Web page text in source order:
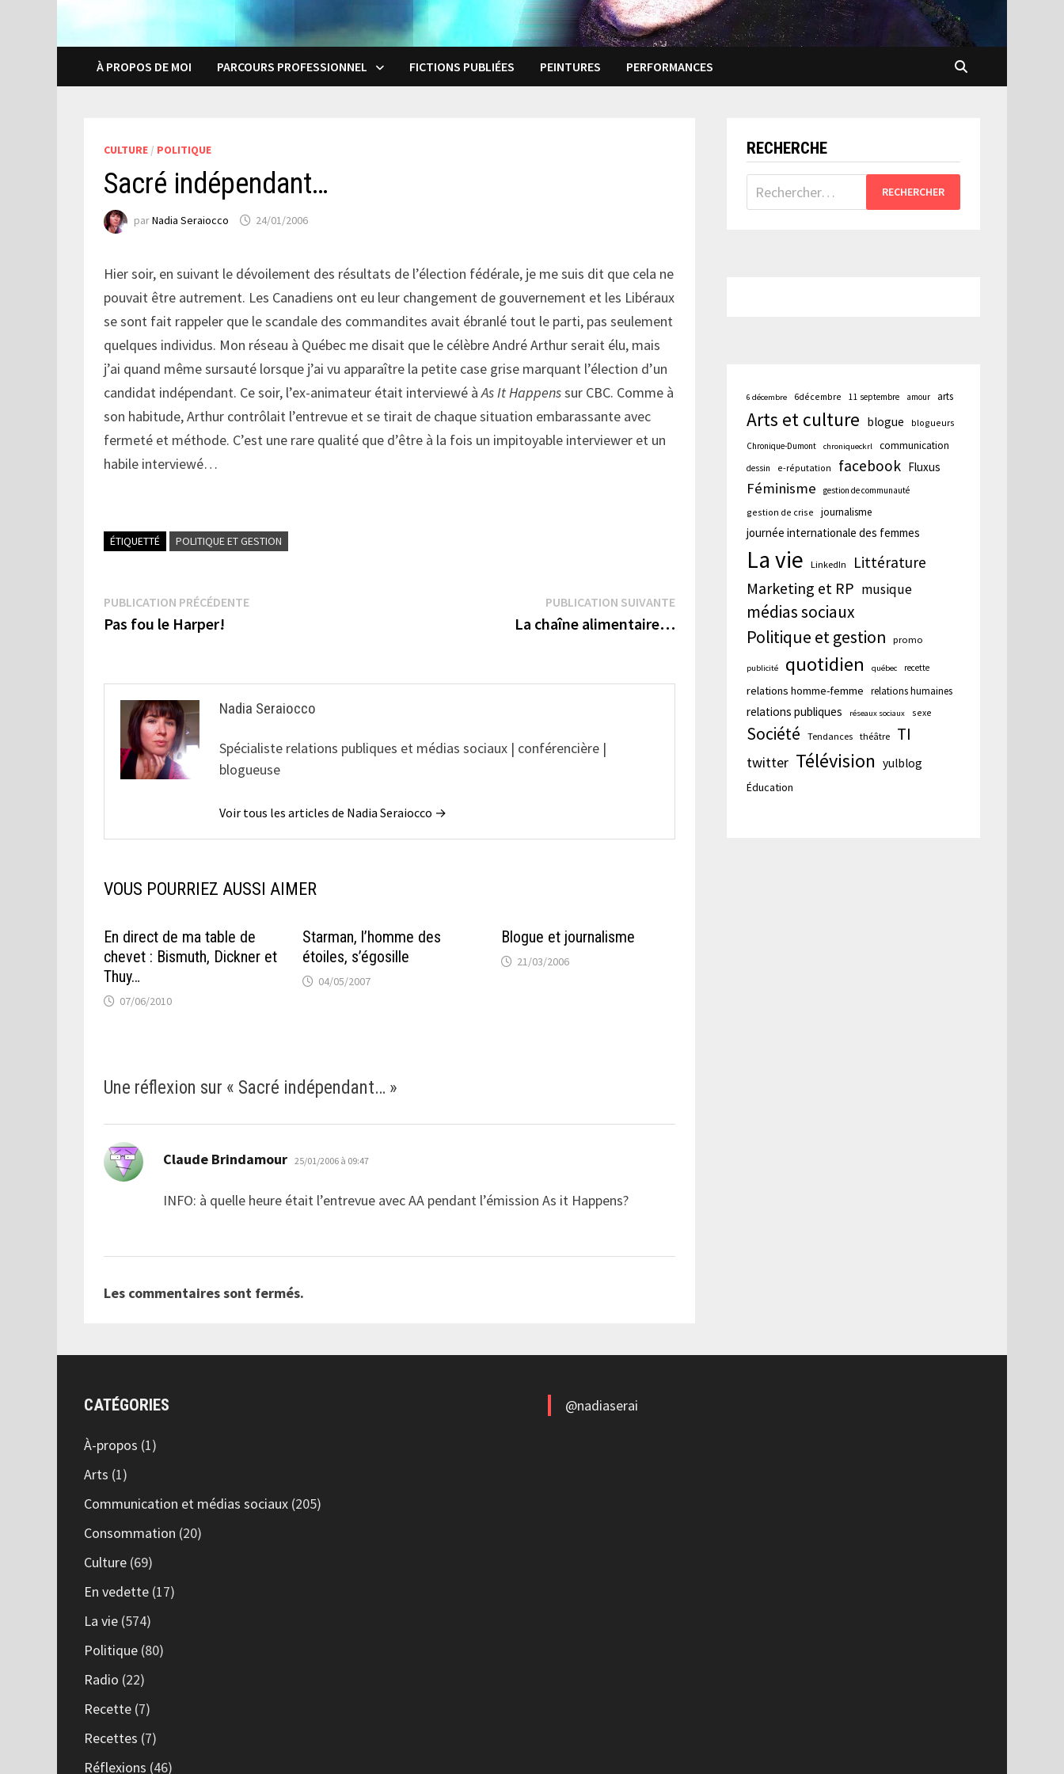
À PROPOS DE MOI PARCOURS PROFESSIONNEL FICTIONS PUBLIÉES PEINTURES PERFORMANCES
CULTURE / POLITIQUE
Sacré indépendant…
parNadia Seraiocco 24/01/2006
Hier soir, en suivant le dévoilement des résultats de l’élection fédérale, je me suis dit que cela ne
pouvait être autrement. Les Canadiens ont eu leur changement de gouvernement et les Libéraux
se sont fait rappeler que le scandale des commandites avait ébranlé tout le parti, pas seulement
quelques individus. Mon réseau à Québec me disait que le célèbre André Arthur serait élu, mais
j’ai quand même sursauté lorsque j’ai vu apparaître la petite case grise marquant l’élection d’un
candidat indépendant. Ce soir, l’ex-animateur était interviewé àAs It Happenssur CBC. Comme à
son habitude, Arthur contrôlait l’entrevue et se tirait de chaque situation embarassante avec
fermeté et méthode. C’est une rare qualité que d’être à la fois un impitoyable interviewer et un
habile interviewé…
ÉTIQUETTÉ POLITIQUE ET GESTION
Navigation
de
PUBLICATION PRÉCÉDENTEPublication
Pas fou le Harper!
PUBLICATION SUIVANTEPublication
La chaîne alimentaire…
Nadia Seraiocco
Spécialiste relations publiques et médias sociaux | conférencière |
blogueuse
Voir tous les articles de Nadia Seraiocco →
VOUS POURRIEZ AUSSI AIMER
En direct de ma table de
chevet : Bismuth, Dickner et
Thuy…
07/06/2010
Starman, l’homme des
étoiles, s’égosille
04/05/2007
Blogue et journalisme
21/03/2006
Une réflexion sur « Sacré indépendant… »
Claude Brindamour dit :
25/01/2006 à 09:47
INFO: à quelle heure était l’entrevue avec AA pendant l’émission As it Happens?
Les commentaires sont fermés.
RECHERCHE
Rechercher :
6 décembre 6décembre 11 septembre amour arts
Arts et culture blogue blogueurs
Chronique-Dumont chroniqueckrl communication
dessin e-réputation facebook Fluxus
Féminisme gestion de communauté
gestion de crise journalisme
journée internationale des femmes
La vie LinkedIn Littérature
Marketing et RP musique
médias sociaux
Politique et gestion
promo
publicité quotidien québec recette
relations homme-femme relations humaines
relations publiques réseaux sociaux sexe
Société Tendances théâtre TI
twitter Télévision yulblog
Éducation
CATÉGORIES
À-propos (1)
Arts (1)
Communication et médias sociaux (205)
Consommation (20)
Culture (69)
En vedette (17)
La vie (574)
Politique (80)
Radio (22)
Recette (7)
Recettes (7)
Réflexions (46)
@nadiaserai